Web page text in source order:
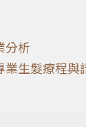
分析
生髮療程與